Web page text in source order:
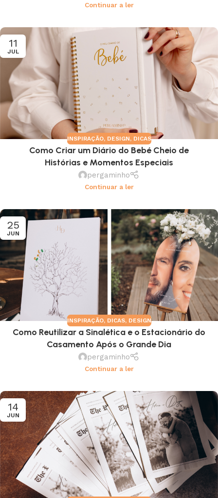
Continuar a ler
11
JUL
INSPIRAÇÃO, DESIGN, DICAS
Como Criar um Diário do Bebé Cheio de
Histórias e Momentos Especiais
pergaminho
Continuar a ler
25
JUN
INSPIRAÇÃO, DICAS, DESIGN
Como Reutilizar a Sinalética e o Estacionário do
Casamento Após o Grande Dia
pergaminho
Continuar a ler
14
JUN